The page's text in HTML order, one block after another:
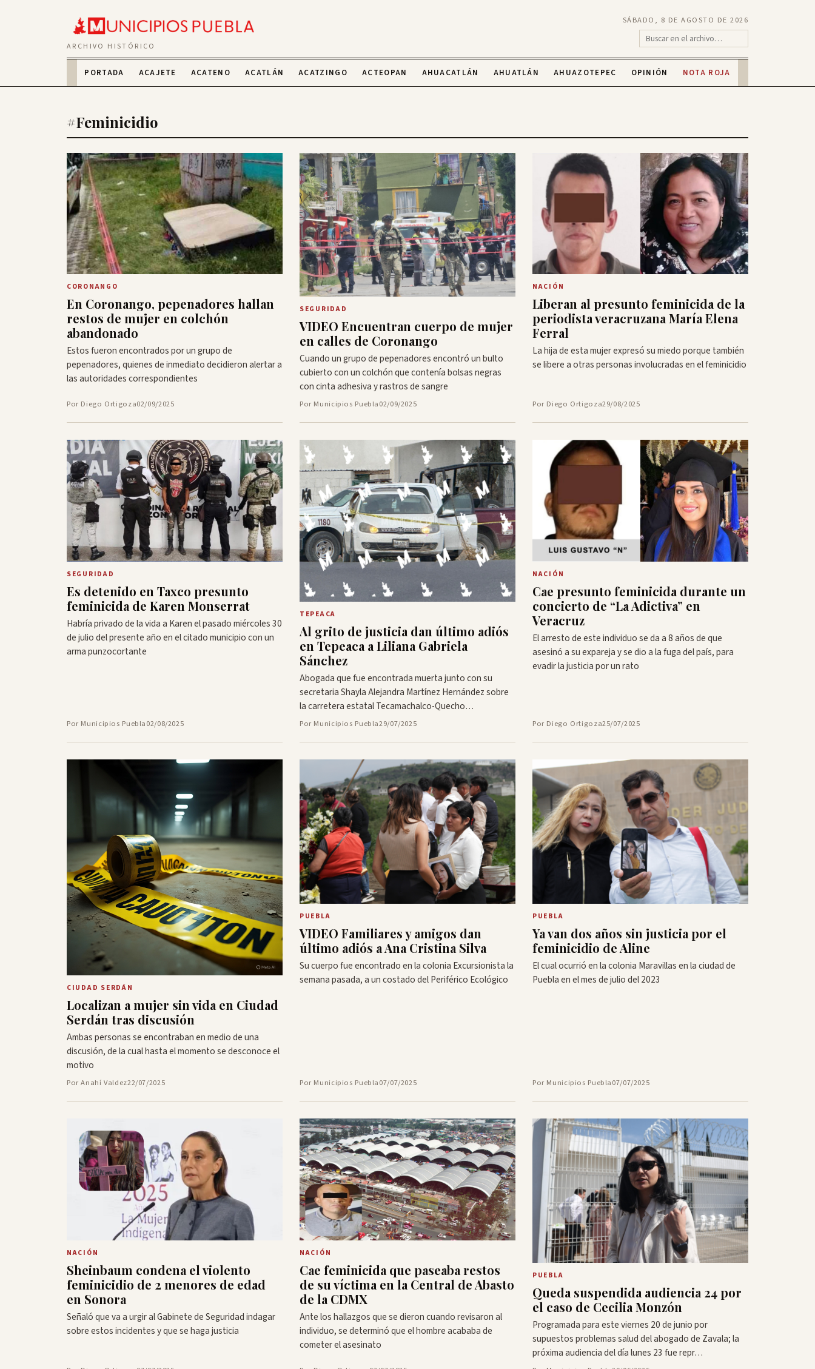
ARCHIVO HISTÓRICO
SÁBADO, 8 DE AGOSTO DE 2026
PORTADA ACAJETE ACATENO ACATLÁN ACATZINGO ACTEOPAN AHUACATLÁN AHUATLÁN AHUAZOTEPEC OPINIÓN NOTA ROJA
#Feminicidio
CORONANGO
En Coronango, pepenadores hallan
restos de mujer en colchón
abandonado
Estos fueron encontrados por un grupo de
pepenadores, quienes de inmediato decidieron alertar a
las autoridades correspondientes
Por Diego Ortigoza02/09/2025
SEGURIDAD
VIDEO Encuentran cuerpo de mujer
en calles de Coronango
Cuando un grupo de pepenadores encontró un bulto
cubierto con un colchón que contenía bolsas negras
con cinta adhesiva y rastros de sangre
Por Municipios Puebla02/09/2025
NACIÓN
Liberan al presunto feminicida de la
periodista veracruzana María Elena
Ferral
La hija de esta mujer expresó su miedo porque también
se libere a otras personas involucradas en el feminicidio
Por Diego Ortigoza29/08/2025
SEGURIDAD
Es detenido en Taxco presunto
feminicida de Karen Monserrat
Habría privado de la vida a Karen el pasado miércoles 30
de julio del presente año en el citado municipio con un
arma punzocortante
Por Municipios Puebla02/08/2025
TEPEACA
Al grito de justicia dan último adiós
en Tepeaca a Liliana Gabriela
Sánchez
Abogada que fue encontrada muerta junto con su
secretaria Shayla Alejandra Martínez Hernández sobre
la carretera estatal Tecamachalco-Quecho…
Por Municipios Puebla29/07/2025
NACIÓN
Cae presunto feminicida durante un
concierto de “La Adictiva” en
Veracruz
El arresto de este individuo se da a 8 años de que
asesinó a su expareja y se dio a la fuga del país, para
evadir la justicia por un rato
Por Diego Ortigoza25/07/2025
CIUDAD SERDÁN
Localizan a mujer sin vida en Ciudad
Serdán tras discusión
Ambas personas se encontraban en medio de una
discusión, de la cual hasta el momento se desconoce el
motivo
Por Anahí Valdez22/07/2025
PUEBLA
VIDEO Familiares y amigos dan
último adiós a Ana Cristina Silva
Su cuerpo fue encontrado en la colonia Excursionista la
semana pasada, a un costado del Periférico Ecológico
Por Municipios Puebla07/07/2025
PUEBLA
Ya van dos años sin justicia por el
feminicidio de Aline
El cual ocurrió en la colonia Maravillas en la ciudad de
Puebla en el mes de julio del 2023
Por Municipios Puebla07/07/2025
NACIÓN
Sheinbaum condena el violento
feminicidio de 2 menores de edad
en Sonora
Señaló que va a urgir al Gabinete de Seguridad indagar
sobre estos incidentes y que se haga justicia
NACIÓN
Cae feminicida que paseaba restos
de su víctima en la Central de Abasto
de la CDMX
Ante los hallazgos que se dieron cuando revisaron al
individuo, se determinó que el hombre acababa de
cometer el asesinato
PUEBLA
Queda suspendida audiencia 24 por
el caso de Cecilia Monzón
Programada para este viernes 20 de junio por
supuestos problemas salud del abogado de Zavala; la
próxima audiencia del día lunes 23 fue repr…